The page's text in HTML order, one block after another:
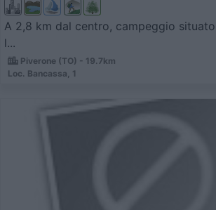
A 2,8 km dal centro, campeggio
l...
Piverone (TO) - 19.7km
Loc. Bancassa, 1